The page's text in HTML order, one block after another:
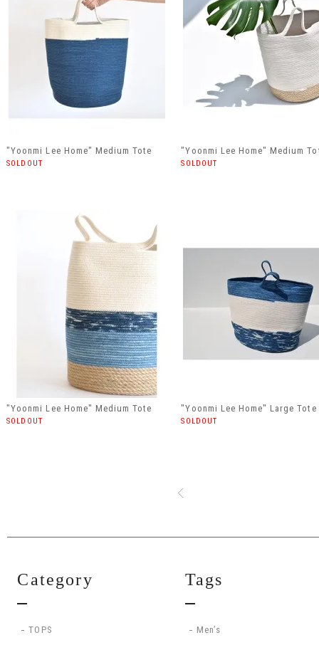
"Yoonmi Lee Home" Medium Tote
SOLDOUT
"Yoonmi Lee Home" Medium
SOLDOUT
"Yoonmi Lee Home" Medium Tote
SOLDOUT
"Yoonmi Lee Home" Large Tote
SOLDOUT
Category
TOPS
Tags
Men’s